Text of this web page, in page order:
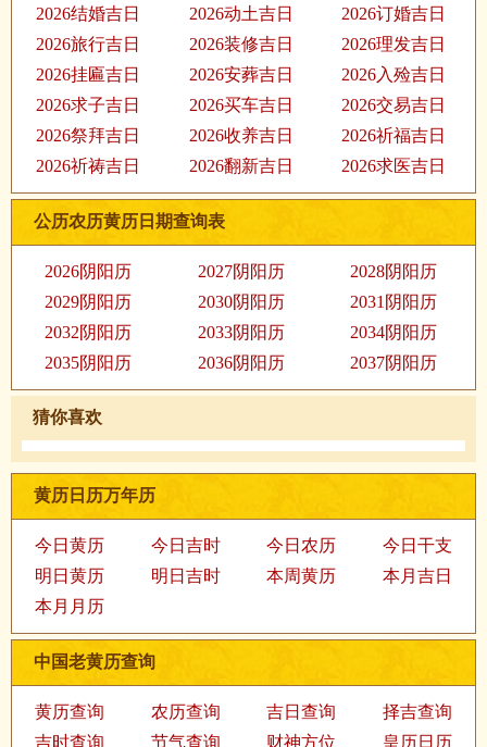
2026结婚吉日
2026动土吉日
2026订婚吉日
2026旅行吉日
2026装修吉日
2026理发吉日
2026挂匾吉日
2026安葬吉日
2026入殓吉日
2026求子吉日
2026买车吉日
2026交易吉日
2026祭拜吉日
2026收养吉日
2026祈福吉日
2026祈祷吉日
2026翻新吉日 2026求医吉日
公历农历黄历日期查询表
2026阴阳历 2027阴阳历
2028阴阳历
2029阴阳历
2030阴阳历
2031阴阳历
2032阴阳历
2033阴阳历
2034阴阳历
2035阴阳历
2036阴阳历 2037阴阳历
猜你喜欢
黄历日历万年历
今日黄历 今日吉时 今日农历
今日干支
明日黄历
明日吉时 本周黄历
本月吉日
本月月历
中国老黄历查询
黄历查询 农历查询 吉日查询
择吉查询
吉时查询
节气查询 财神方位 皇历日历